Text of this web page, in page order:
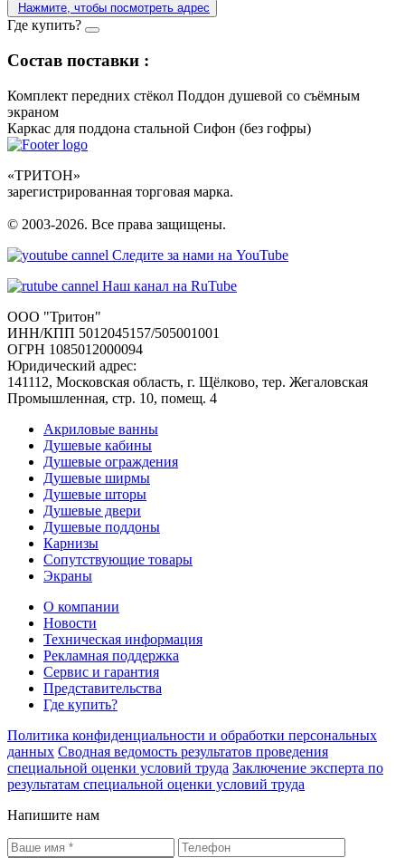
Нажмите, чтобы посмотреть адрес
Где купить?
Состав поставки :
Комплект передних стёкол Поддон душевой со съёмным
экраном
Каркас для поддона стальной Сифон (без гофры)
«ТРИТОН»
зарегистрированная торговая марка.
© 2003-2026. Все права защищены.
Следите за нами на YouTube
Наш канал на RuTube
ООО "Тритон"
ИНН/КПП 5012045157/505001001
ОГРН 1085012000094
Юридический адрес:
141112, Московская область, г. Щёлково, тер. Жегаловская
Промышленная, стр. 10, помещ. 4
Акриловые ванны
Душевые кабины
Душевые ограждения
Душевые ширмы
Душевые шторы
Душевые двери
Душевые поддоны
Карнизы
Сопутствующие товары
Экраны
О компании
Новости
Техническая информация
Рекламная поддержка
Сервис и гарантия
Представительства
Где купить?
Политика конфиденциальности и обработки персональных
данных Сводная ведомость результатов проведения
специальной оценки условий труда Заключение эксперта по
результатам специальной оценки условий труда
Напишите нам